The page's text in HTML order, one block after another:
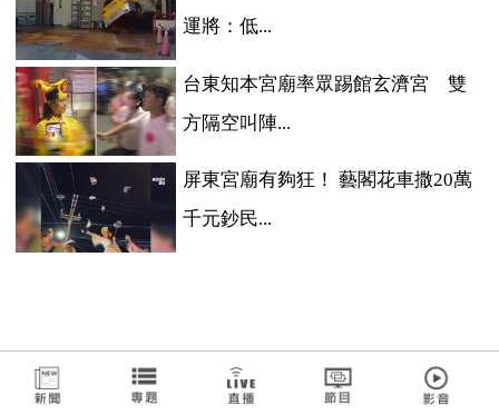
運將：低...
台東知本宮廟率眾踢館玄濟宮 雙
方隔空叫陣...
屏東宮廟有夠狂！ 藝閣花車撒20萬
千元鈔民...